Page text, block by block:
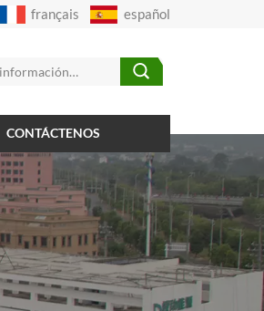
français español
CONTÁCTENOS